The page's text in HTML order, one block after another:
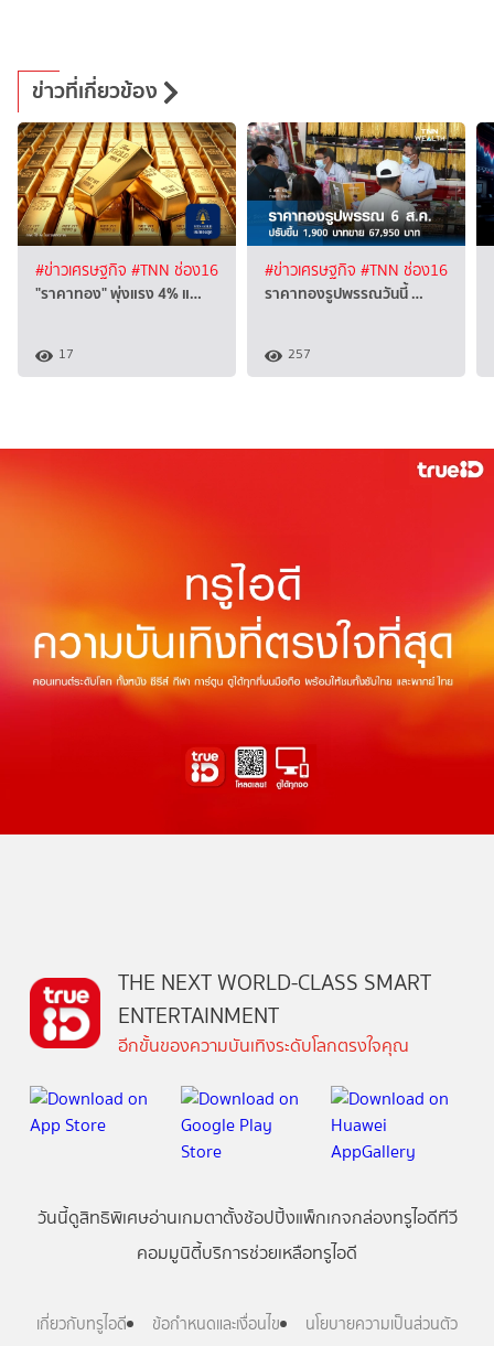
ข่าวที่เกี่ยวข้อง
#ข่าวเศรษฐกิจ #TNN ช่อง16
"ราคาทอง" พุ่งแรง 4% แ…
17
#ข่าวเศรษฐกิจ #TNN ช่อง16
ราคาทองรูปพรรณวันนี้ …
257
THE NEXT WORLD-CLASS SMART
ENTERTAINMENT
อีกขั้นของความบันเทิงระดับโลกตรงใจคุณ
วันนี้ดูสิทธิพิเศษอ่านเกมตาตั้งช้อปปิ้งแพ็กเกจกล่องทรูไอดีทีวี
คอมมูนิตี้บริการช่วยเหลือทรูไอดี
เกี่ยวกับทรูไอดี ข้อกำหนดและเงื่อนไข นโยบายความเป็นส่วนตัว